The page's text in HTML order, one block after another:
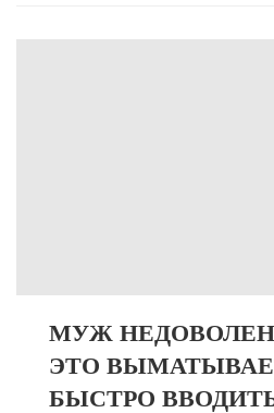
МУЖ
ЭТО
БЫСТРО